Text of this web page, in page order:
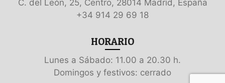
C. del León, 25, Centro, 28014 Madrid, España
+34 914 29 69 18
HORARIO
Lunes a Sábado: 11.00 a 20.30 h.
Domingos y festivos: cerrado